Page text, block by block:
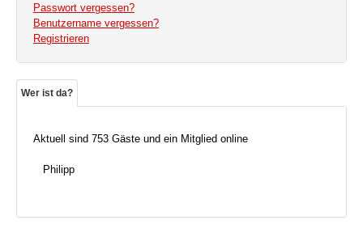
Passwort vergessen?
Benutzername vergessen?
Registrieren
Wer ist da?
Aktuell sind 753 Gäste und ein Mitglied online
Philipp